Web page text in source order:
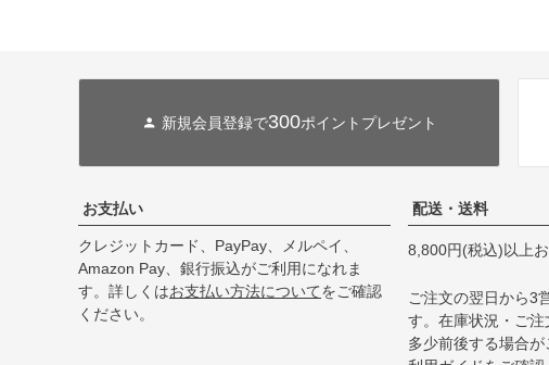
新規会員登録で300ポイントプレゼント
お支払い
クレジットカード、PayPay、メルペイ、
Amazon Pay、銀行振込がご利用になれま
す。詳しくはお支払い方法についてをご確認
ください。
配送・送料
8,800円(税込)以上
ご注文の翌日から3
す。在庫状況・ご注
多少前後する場合